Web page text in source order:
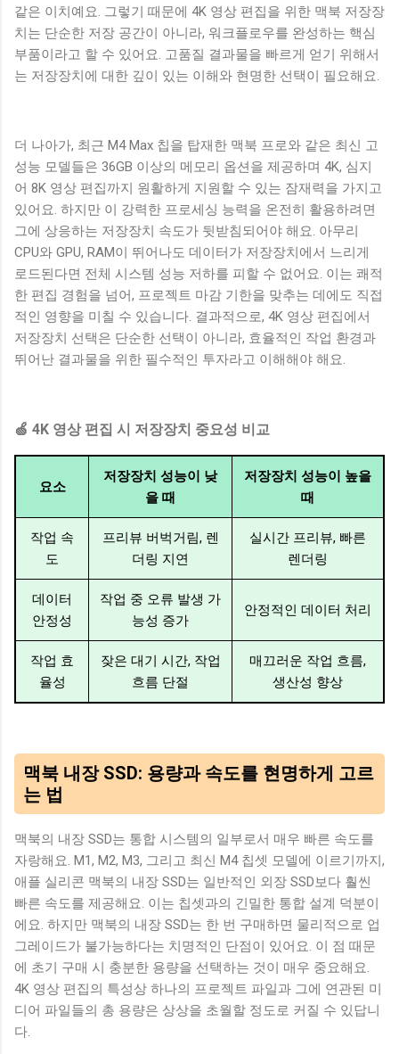
같은 이치예요. 그렇기 때문에 4K 영상 편집을 위한 맥북 저장장
치는 단순한 저장 공간이 아니라, 워크플로우를 완성하는 핵심
부품이라고 할 수 있어요. 고품질 결과물을 빠르게 얻기 위해서
는 저장장치에 대한 깊이 있는 이해와 현명한 선택이 필요해요.
더 나아가, 최근 M4 Max 칩을 탑재한 맥북 프로와 같은 최신 고
성능 모델들은 36GB 이상의 메모리 옵션을 제공하며 4K, 심지
어 8K 영상 편집까지 원활하게 지원할 수 있는 잠재력을 가지고
있어요. 하지만 이 강력한 프로세싱 능력을 온전히 활용하려면
그에 상응하는 저장장치 속도가 뒷받침되어야 해요. 아무리
CPU와 GPU, RAM이 뛰어나도 데이터가 저장장치에서 느리게
로드된다면 전체 시스템 성능 저하를 피할 수 없어요. 이는 쾌적
한 편집 경험을 넘어, 프로젝트 마감 기한을 맞추는 데에도 직접
적인 영향을 미칠 수 있습니다. 결과적으로, 4K 영상 편집에서
저장장치 선택은 단순한 선택이 아니라, 효율적인 작업 환경과
뛰어난 결과물을 위한 필수적인 투자라고 이해해야 해요.
🍏 4K 영상 편집 시 저장장치 중요성 비교
요소
저장장치 성능이 낮
을 때
저장장치 성능이 높을
때
작업 속
도
프리뷰 버벅거림, 렌
더링 지연
실시간 프리뷰, 빠른
렌더링
데이터
안정성
작업 중 오류 발생 가
능성 증가
안정적인 데이터 처리
작업 효
율성
잦은 대기 시간, 작업
흐름 단절
매끄러운 작업 흐름,
생산성 향상
맥북 내장 SSD: 용량과 속도를 현명하게 고르
는 법
맥북의 내장 SSD는 통합 시스템의 일부로서 매우 빠른 속도를
자랑해요. M1, M2, M3, 그리고 최신 M4 칩셋 모델에 이르기까지,
애플 실리콘 맥북의 내장 SSD는 일반적인 외장 SSD보다 훨씬
빠른 속도를 제공해요. 이는 칩셋과의 긴밀한 통합 설계 덕분이
에요. 하지만 맥북의 내장 SSD는 한 번 구매하면 물리적으로 업
그레이드가 불가능하다는 치명적인 단점이 있어요. 이 점 때문
에 초기 구매 시 충분한 용량을 선택하는 것이 매우 중요해요.
4K 영상 편집의 특성상 하나의 프로젝트 파일과 그에 연관된 미
디어 파일들의 총 용량은 상상을 초월할 정도로 커질 수 있답니
다.